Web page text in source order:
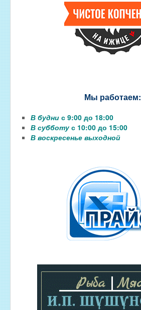
Мы работаем:
В будни с 9:00 до 18:00
В субботус 10:00 до 15:00
В воскресенье выходной